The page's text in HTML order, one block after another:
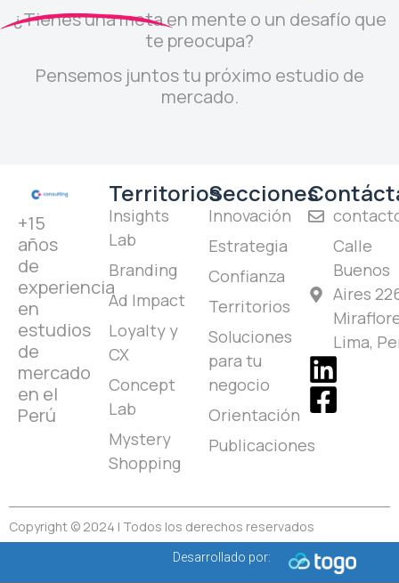
¿Tienes una meta en mente o un desafío que
te preocupa?
Pensemos juntos tu próximo estudio de
mercado.
+15
años
de
experiencia
en
estudios
de
mercado
en el
Perú
Territorios
Insights
Lab
Branding
Ad Impact
Loyalty y
CX
Concept
Lab
Mystery
Shopping
Secciones
Innovación
Estrategia
Confianza
Territorios
Soluciones
para tu
negocio
Orientación
Publicaciones
Calle
Buenos
Aires
Lima,
Copyright © 2024 | Todos los derechos reservados
Desarrollado por: